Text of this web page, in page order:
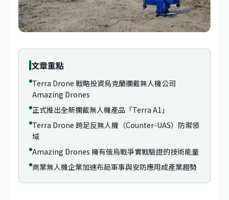
文章重點
Terra Drone 戰略投資烏克蘭攔截無人機公司
Amazing Drones
正式推出全新攔截無人機產品「Terra A1」
Terra Drone 跨足反無人機（Counter-UAS）防禦領
域
Amazing Drones 擁有俄烏戰爭實戰驗證的技術能量
商業無人機企業加速布局軍事與安防應用成產業趨勢